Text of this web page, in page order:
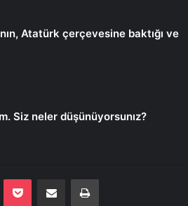
Atatürk çerçevesine baktığı ve
Siz neler düşünüyorsunız?
Pocket E-Posta ile paylaş Yazdır